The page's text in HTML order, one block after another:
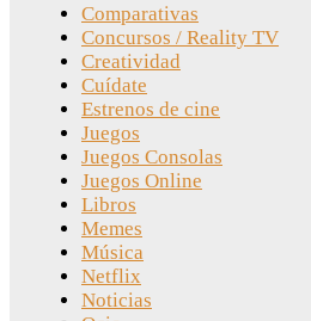
Comparativas
Concursos / Reality TV
Creatividad
Cuídate
Estrenos de cine
Juegos
Juegos Consolas
Juegos Online
Libros
Memes
Música
Netflix
Noticias